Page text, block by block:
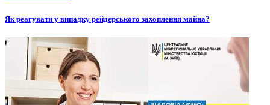
Як реагувати у випадку рейдерського захоплення майна?